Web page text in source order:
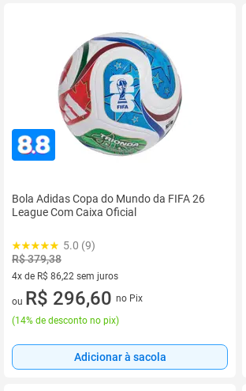
Bola Adidas Copa do Mundo da FIFA 26
League Com Caixa Oficial
5.0 (9)
R$ 379,38
4x de R$ 86,22 sem juros
4 vez de R$ 86,22 sem juros
ou R$ 296,60 no Pix
(14% de desconto no pix)
Adicionar à sacola